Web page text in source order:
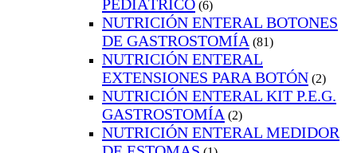
PEDIÁTRICO (6)
NUTRICIÓN ENTERAL BOTONES
DE GASTROSTOMÍA (81)
NUTRICIÓN ENTERAL
EXTENSIONES PARA BOTÓN (2)
NUTRICIÓN ENTERAL KIT P.E.G.
GASTROSTOMÍA (2)
NUTRICIÓN ENTERAL MEDIDOR